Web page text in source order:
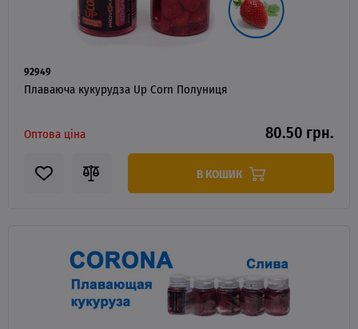
92949
Плаваюча кукурудза Up Corn Полуниця
Оптова ціна 80.50 грн.
В КОШИК